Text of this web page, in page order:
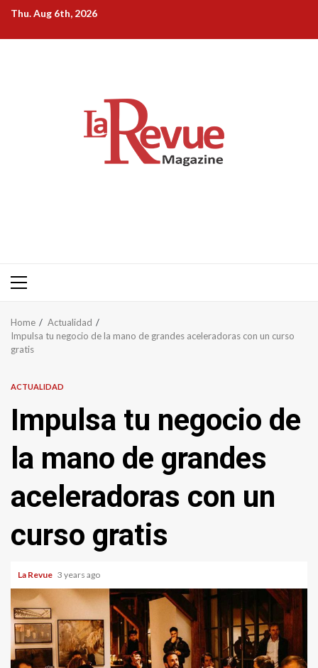
Skip
content
Thu. Aug 6th, 2026
Primary
Home
Actualidad
Impulsa tu negocio de la mano de grandes aceleradoras con un curso
gratis
ACTUALIDAD
Impulsa tu negocio de
la mano de grandes
aceleradoras con un
curso gratis
La Revue 3 years ago